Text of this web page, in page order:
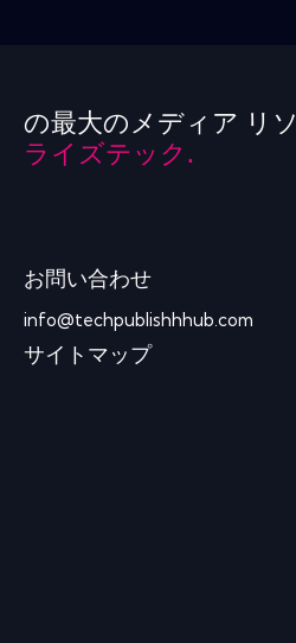
の最大のメディア リ
ライズテック.
お問い合わせ
info@techpublishhhub.com
サイトマップ